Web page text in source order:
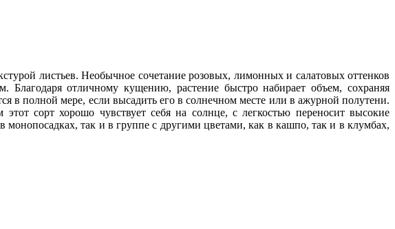
листьев. Необычное сочетание розовых, лимонных и салатовых оттенков
отличному кущению, растение быстро набирает объем, сохраняя
в полной мере, если высадить его в солнечном месте или в ажурной полутени.
сорт хорошо чувствует себя на солнце, с легкостью переносит высокие
так и в группе с другими цветами, как в кашпо, так и в клумбах,